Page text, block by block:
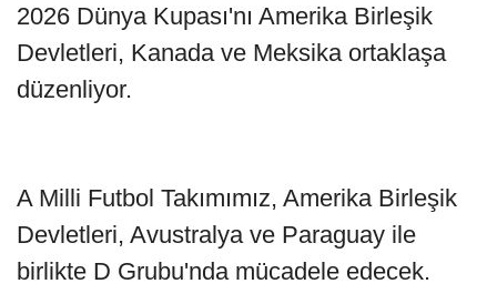
2026 Dünya Kupası'nı Amerika Birleşik
Devletleri, Kanada ve Meksika ortaklaşa
düzenliyor.
A Milli Futbol Takımımız, Amerika Birleşik
Devletleri, Avustralya ve Paraguay ile
birlikte D Grubu'nda mücadele edecek.